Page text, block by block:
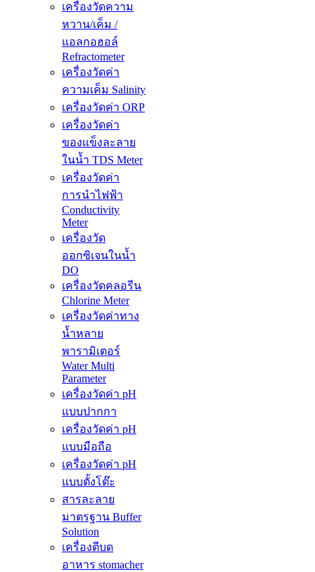
เครื่องวัดความ
หวาน/เค็ม /
แอลกอฮอล์
Refractometer
เครื่องวัดค่า
ความเค็ม Salinity
เครื่องวัดค่า ORP
เครื่องวัดค่า
ของแข็งละลาย
ในน้ำ TDS Meter
เครื่องวัดค่า
การนำไฟฟ้า
Conductivity
Meter
เครื่องวัด
ออกซิเจนในน้ำ
DO
เครื่องวัดคลอรีน
Chlorine Meter
เครื่องวัดค่าทาง
น้ำหลาย
พารามิเตอร์
Water Multi
Parameter
เครื่องวัดค่า pH
แบบปากกา
เครื่องวัดค่า pH
แบบมือถือ
เครื่องวัดค่า pH
แบบตั้งโต๊ะ
สารละลาย
มาตรฐาน Buffer
Solution
เครื่องตีบด
อาหาร stomacher